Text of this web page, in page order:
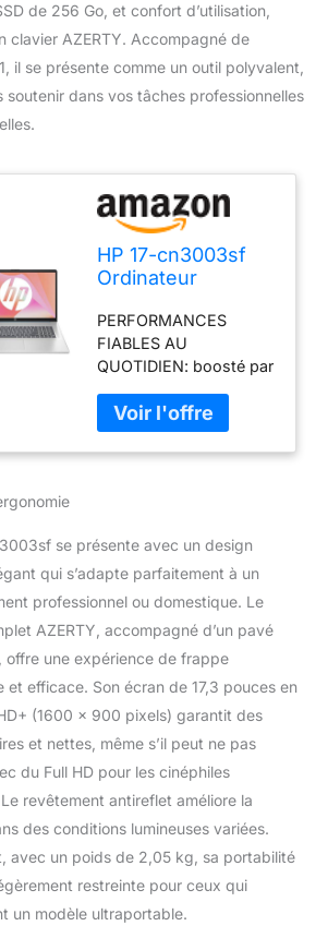
de 256 Go, et confort d’utilisation,
clavier AZERTY. Accompagné de
il se présente comme un outil polyvalent,
soutenir dans vos tâches professionnelles
HP 17-cn3003sf
Ordinateur
HD+, PC Portable
(Intel Core i3-
N305, RAM 8 Go,
SSD 256 Go, Intel
UHD Graphics,
Windows 11),
Laptop Argent,
PERFORMANCES
FIABLES AU
QUOTIDIEN: boosté par
i3-N305, 8 Go de RAM,
et d'un stockage de
256 Go,ce laptop offre
de contenu et les
tâches exigeantes.
ÉCRAN FHD
d’une image nette et
détaillée sur un grand
écran 17,3'' Full HD
(1920 x 1080). Plus de
pour une expérience
visuelle confortable,
sans reflets gênants.
CONNECTIVITÉ SANS
LIMITE : Que ce soit en
filaire (USB, HDMI, USB-
C) ou sans fil (Wi-Fi,
Bluetooth), profitez
se présente avec un design
qui s’adapte parfaitement à un
professionnel ou domestique. Le
AZERTY, accompagné d’un pavé
offre une expérience de frappe
et efficace. Son écran de 17,3 pouces en
(1600 x 900 pixels) garantit des
et nettes, même s’il peut ne pas
du Full HD pour les cinéphiles
revêtement antireflet améliore la
des conditions lumineuses variées.
avec un poids de 2,05 kg, sa portabilité
restreinte pour ceux qui
un modèle ultraportable.